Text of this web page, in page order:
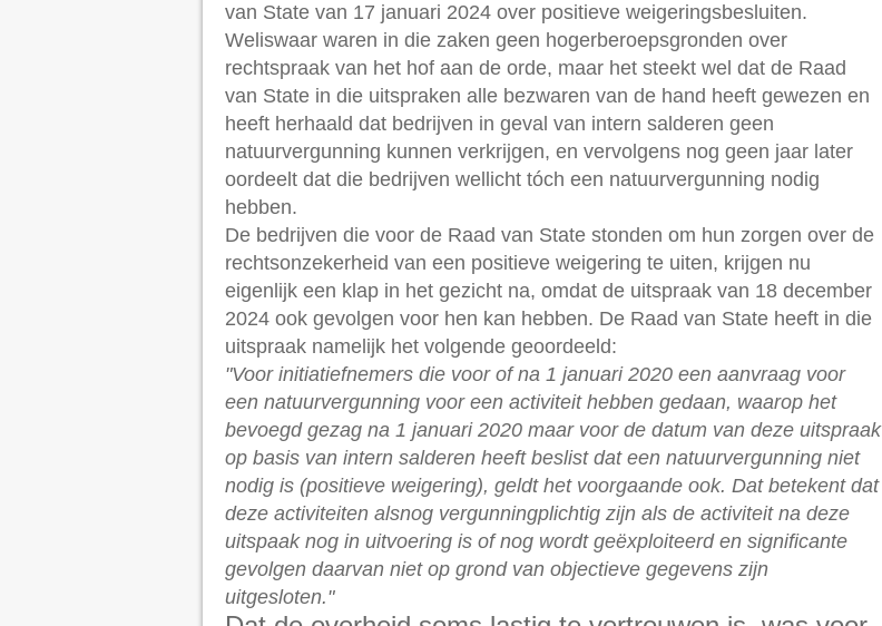
van State van 17 januari 2024 over positieve weigeringsbesluiten.
Weliswaar waren in die zaken geen hogerberoepsgronden over
rechtspraak van het hof aan de orde, maar het steekt wel dat de Raad
van State in die uitspraken alle bezwaren van de hand heeft gewezen en
heeft herhaald dat bedrijven in geval van intern salderen geen
natuurvergunning kunnen verkrijgen, en vervolgens nog geen jaar later
oordeelt dat die bedrijven wellicht tóch een natuurvergunning nodig
hebben.
De bedrijven die voor de Raad van State stonden om hun zorgen over de
rechtsonzekerheid van een positieve weigering te uiten, krijgen nu
eigenlijk een klap in het gezicht na, omdat de uitspraak van 18 december
2024 ook gevolgen voor hen kan hebben. De Raad van State heeft in die
uitspraak namelijk het volgende geoordeeld:
"Voor initiatiefnemers die voor of na 1 januari 2020 een aanvraag voor
een natuurvergunning voor een activiteit hebben gedaan, waarop het
bevoegd gezag na 1 januari 2020 maar voor de datum van deze uitspraak
op basis van intern salderen heeft beslist dat een natuurvergunning niet
nodig is (positieve weigering), geldt het voorgaande ook. Dat betekent dat
deze activiteiten alsnog vergunningplichtig zijn als de activiteit na deze
uitspaak nog in uitvoering is of nog wordt geëxploiteerd en significante
gevolgen daarvan niet op grond van objectieve gegevens zijn
uitgesloten."